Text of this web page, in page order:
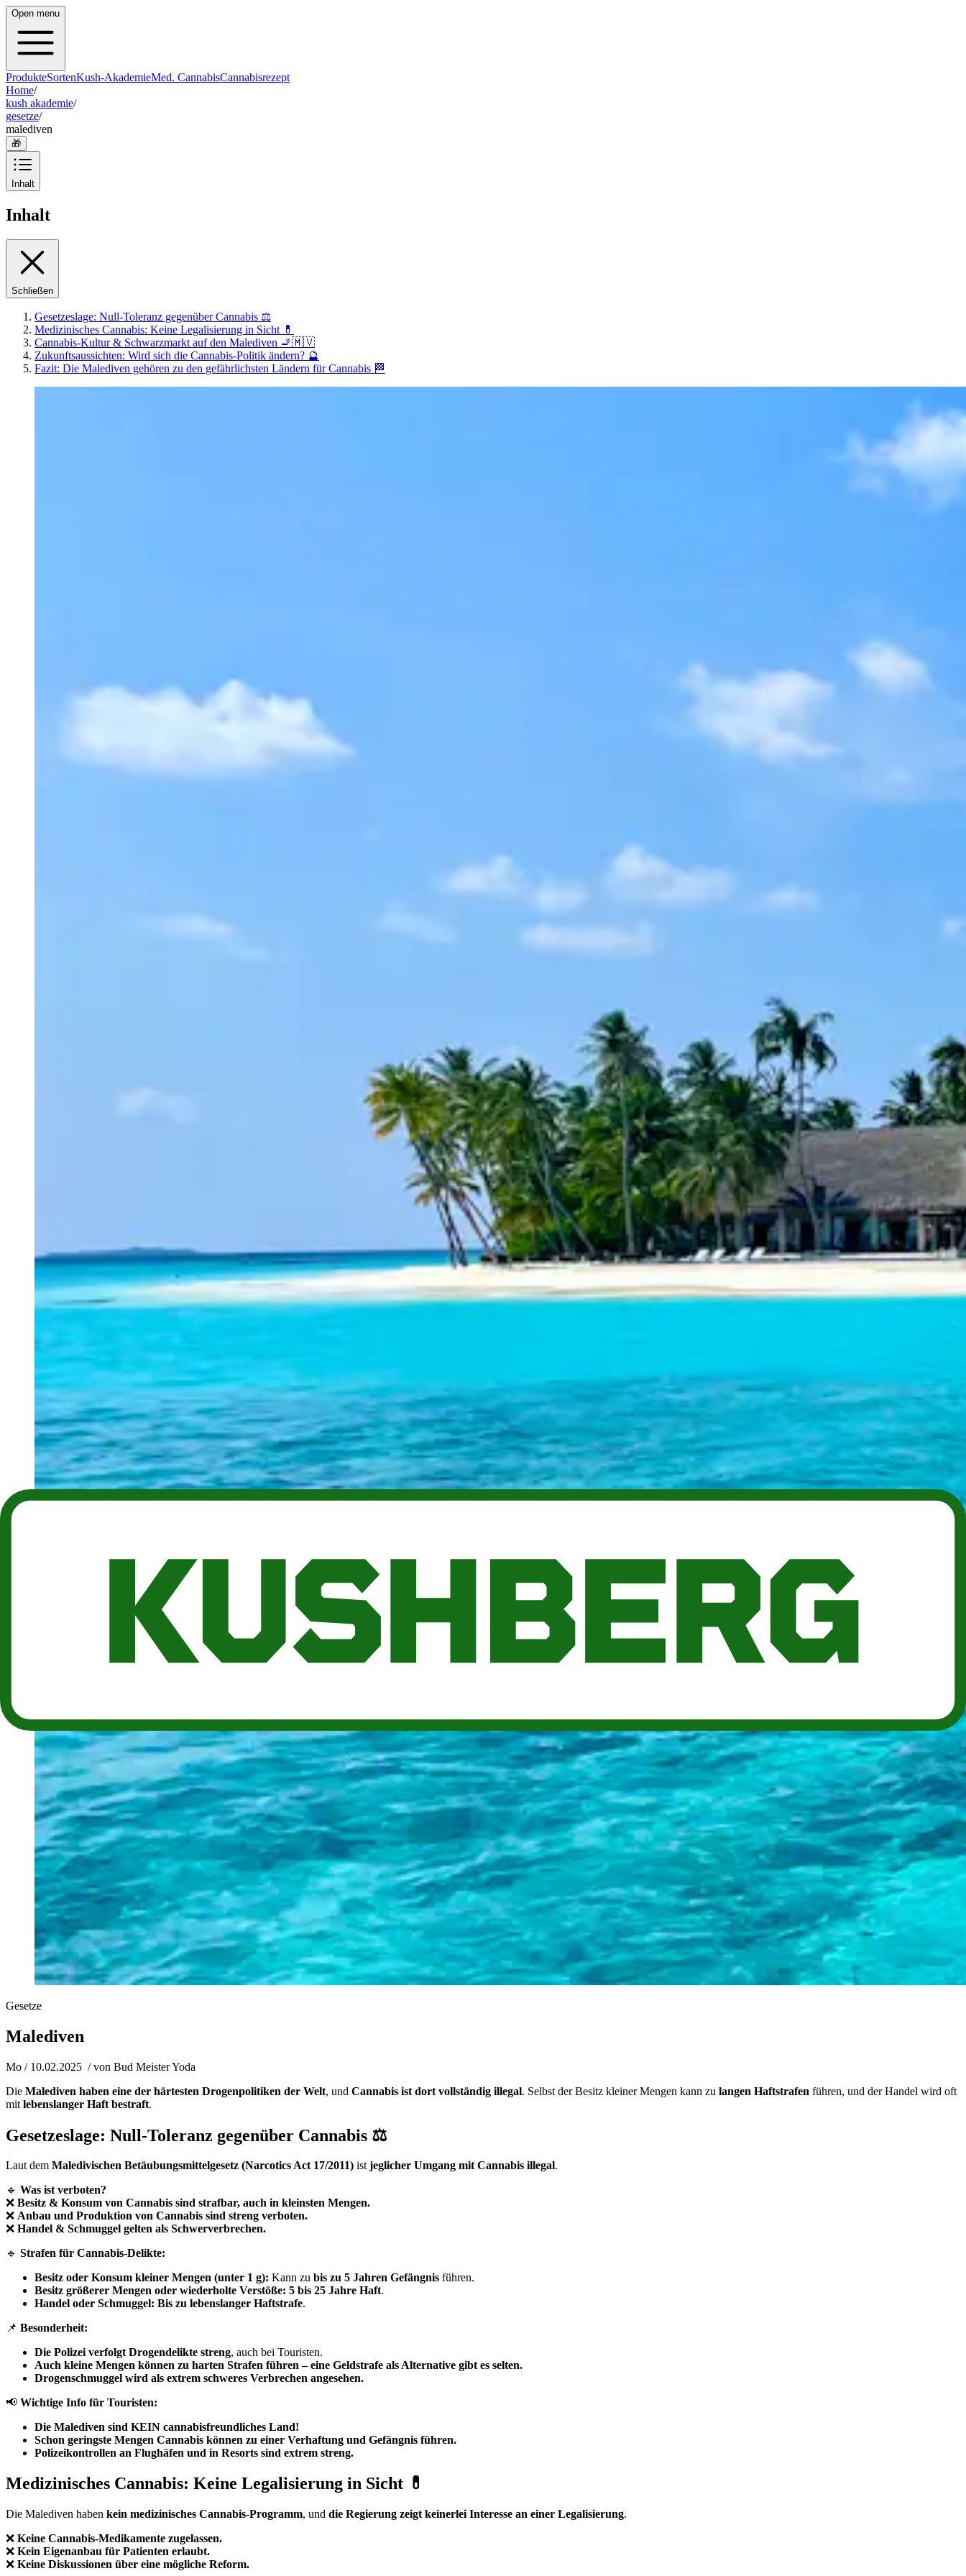
Open menu
ProdukteSortenKush-AkademieMed. CannabisCannabisrezept
Home/
kush akademie/
gesetze/
malediven
🎁
Inhalt
Inhalt
Schließen
Gesetzeslage: Null-Toleranz gegenüber Cannabis ⚖️
Medizinisches Cannabis: Keine Legalisierung in Sicht 💊
Cannabis-Kultur & Schwarzmarkt auf den Malediven 🚬🇲🇻
Zukunftsaussichten: Wird sich die Cannabis-Politik ändern? 🔮
Fazit: Die Malediven gehören zu den gefährlichsten Ländern für Cannabis 🏁
Gesetze
Malediven
Mo / 10.02.2025 / von Bud Meister Yoda
Die Malediven haben eine der härtesten Drogenpolitiken der Welt, und Cannabis ist dort vollständig illegal. Selbst der Besitz kleiner Mengen kann zu langen Haftstrafen führen, und der Handel wird oft
mit lebenslanger Haft bestraft.
Gesetzeslage: Null-Toleranz gegenüber Cannabis ⚖️
Laut dem Maledivischen Betäubungsmittelgesetz (Narcotics Act 17/2011) istjeglicher Umgang mit Cannabis illegal.
🔹 Was ist verboten?
❌ Besitz & Konsum von Cannabis sind strafbar, auch in kleinsten Mengen.
❌ Anbau und Produktion von Cannabis sind streng verboten.
❌ Handel & Schmuggel gelten als Schwerverbrechen.
🔹 Strafen für Cannabis-Delikte:
Besitz oder Konsum kleiner Mengen (unter 1 g): Kann zu bis zu 5 Jahren Gefängnis führen.
Besitz größerer Mengen oder wiederholte Verstöße: 5 bis 25 Jahre Haft.
Handel oder Schmuggel: Bis zu lebenslanger Haftstrafe.
📌 Besonderheit:
Die Polizei verfolgt Drogendelikte streng, auch bei Touristen.
Auch kleine Mengen können zu harten Strafen führen – eine Geldstrafe als Alternative gibt es selten.
Drogenschmuggel wird als extrem schweres Verbrechen angesehen.
📢 Wichtige Info für Touristen:
Die Malediven sind KEIN cannabisfreundliches Land!
Schon geringste Mengen Cannabis können zu einer Verhaftung und Gefängnis führen.
Polizeikontrollen an Flughäfen und in Resorts sind extrem streng.
Medizinisches Cannabis: Keine Legalisierung in Sicht 💊
Die Malediven haben kein medizinisches Cannabis-Programm, und die Regierung zeigt keinerlei Interesse an einer Legalisierung.
❌ Keine Cannabis-Medikamente zugelassen.
❌ Kein Eigenanbau für Patienten erlaubt.
❌ Keine Diskussionen über eine mögliche Reform.